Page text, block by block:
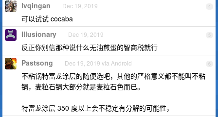
4
lvqingan Dec 19, 2019
可以试试 cocaba
5
Illusionary Dec 19, 2019
反正你别信那种说什么无油煎蛋的智商税就行
6
Pastsong Dec 19, 2019 via Android
不粘锅特富龙涂层的随便选吧，其他的严格意义都不能叫不粘
锅，麦粒石锅大部分就是麦粒石色而已。
特富龙涂层 350 度以上会不稳定有分解的可能性，